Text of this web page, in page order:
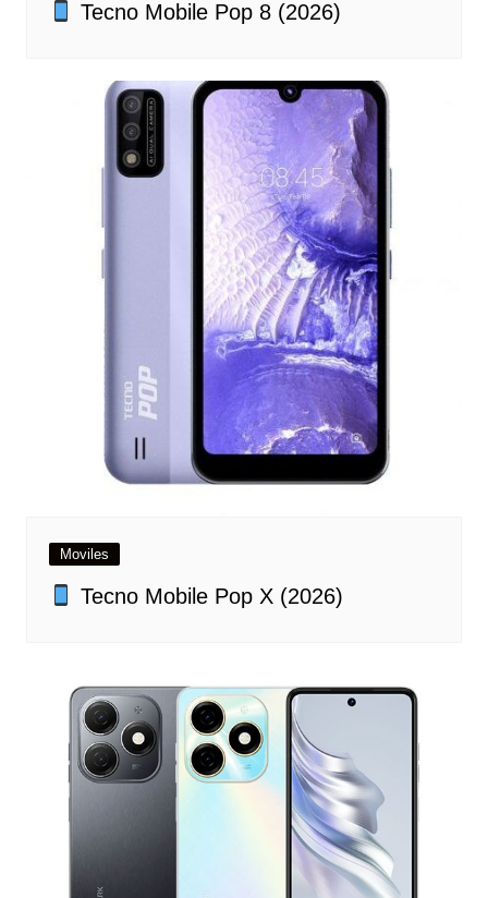
Tecno Mobile Pop 8 (2026)
Moviles
Tecno Mobile Pop X (2026)